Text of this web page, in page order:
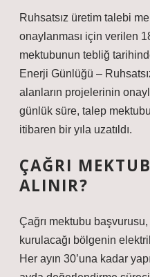
Ruhsatsız üretim talebi
onaylanması için verilen
mektubunun tebliğ
Enerji Günlüğü –
alanların projelerinin
günlük süre, talep
itibaren bir yıla uzatıldı.
ÇAĞRI
ALINIR?
Çağrı mektubu
kurulacağı bölgenin
Her ayın 30’una kadar